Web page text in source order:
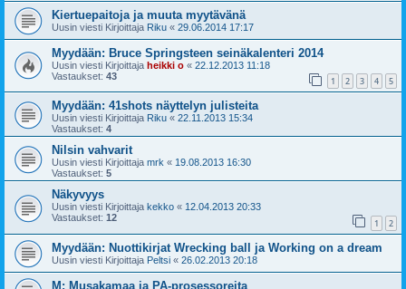
Kiertuepaitoja ja muuta myytävänä
Uusin viesti Kirjoittaja Riku « 29.06.2014 17:17
Myydään: Bruce Springsteen seinäkalenteri 2014
Uusin viesti Kirjoittaja heikki o « 22.12.2013 11:18
Vastaukset: 43 1 2 3 4 5
Myydään: 41shots näyttelyn julisteita
Uusin viesti Kirjoittaja Riku « 22.11.2013 15:34
Vastaukset: 4
Nilsin vahvarit
Uusin viesti Kirjoittaja mrk « 19.08.2013 16:30
Vastaukset: 5
Näkyvyys
Uusin viesti Kirjoittaja kekko « 12.04.2013 20:33
Vastaukset: 12 1 2
Myydään: Nuottikirjat Wrecking ball ja Working on a dream
Uusin viesti Kirjoittaja Peltsi « 26.02.2013 20:18
M: Musakamaa ja PA-prosessoreita